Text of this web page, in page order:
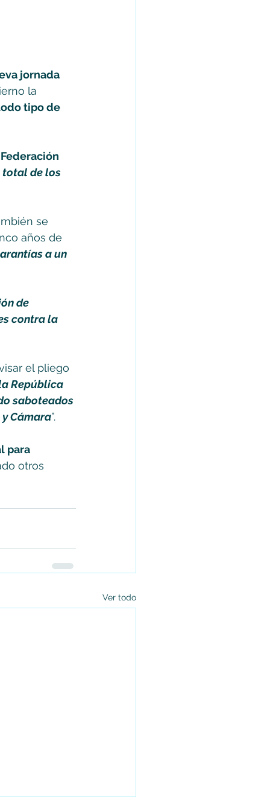
jornada
la
tipo de
de los
se
años de
a un
de
contra la
el pliego
República
saboteados
Cámara”.
para
otros
Ver todo